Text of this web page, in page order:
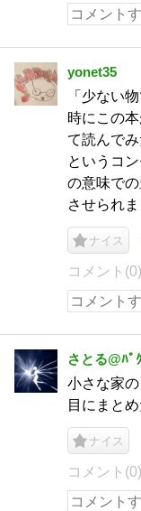
yonet35
「少ない
時にこの
て読んで
というコ
の意味で
させられま
ナイス
コメント(0)
さとる@ﾊﾟ
小さな家
目にまと
ナイス
コメント(0)